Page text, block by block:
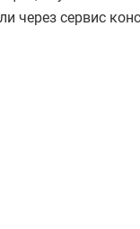
через сервис